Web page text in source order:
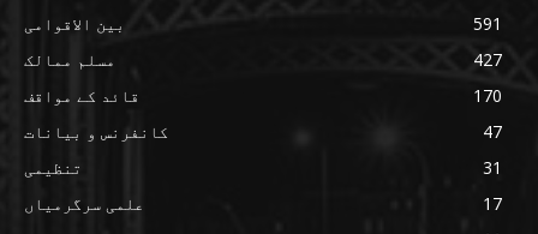
بین الاقوامی
591
مسلم ممالک
427
قائد کے مواقف
170
کانفرنس و بیانات
47
تنظیمی
31
علمی سرگرمیاں
17